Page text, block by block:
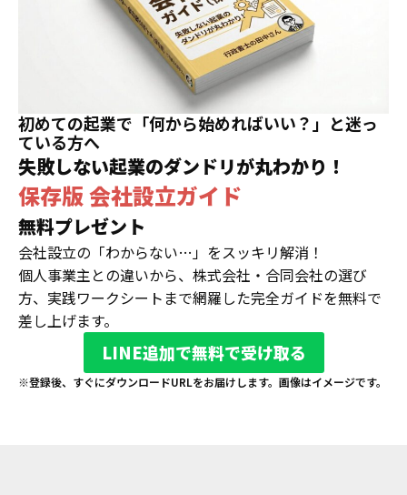
初めての起業で「何から始めればいい？」と迷っ
ている方へ
失敗しない起業のダンドリが丸わかり！
保存版 会社設立ガイド
無料プレゼント
会社設立の「わからない…」をスッキリ解消！
個人事業主との違いから、株式会社・合同会社の選び
方、実践ワークシートまで網羅した完全ガイドを無料で
差し上げます。
LINE追加で無料で受け取る
※登録後、すぐにダウンロードURLをお届けします。画像はイメージです。